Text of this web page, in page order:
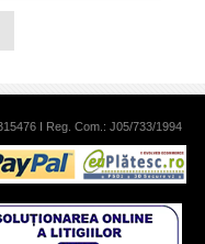
I Reg. Com.: J05/733/1994